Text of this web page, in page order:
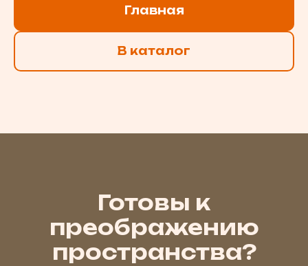
Главная
В каталог
Готовы к
преображению
пространства?